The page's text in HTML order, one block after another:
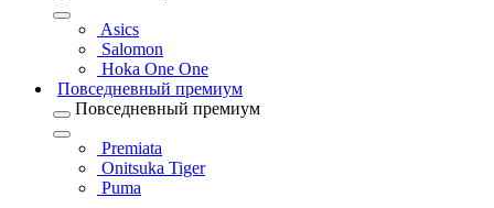
Asics
Salomon
Hoka One One
Повседневный премиум
Повседневный премиум
Premiata
Onitsuka Tiger
Puma